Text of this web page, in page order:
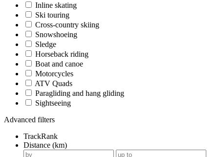
Inline skating
Ski touring
Cross-country skiing
Snowshoeing
Sledge
Horseback riding
Boat and canoe
Motorcycles
ATV Quads
Paragliding and hang gliding
Sightseeing
Advanced filters
TrackRank
Distance (km)